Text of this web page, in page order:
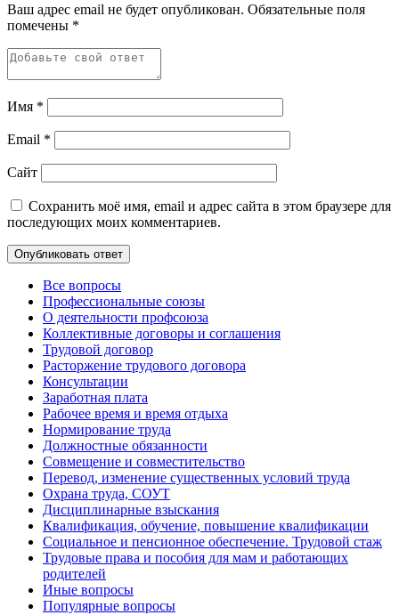
Ваш адрес email не будет опубликован. Обязательные поля
помечены *
Имя *
Email *
Сайт
Сохранить моё имя, email и адрес сайта в этом браузере для
последующих моих комментариев.
Все вопросы
Профессиональные союзы
О деятельности профсоюза
Коллективные договоры и соглашения
Трудовой договор
Расторжение трудового договора
Консультации
Заработная плата
Рабочее время и время отдыха
Нормирование труда
Должностные обязанности
Совмещение и совместительство
Перевод, изменение существенных условий труда
Охрана труда, СОУТ
Дисциплинарные взыскания
Квалификация, обучение, повышение квалификации
Социальное и пенсионное обеспечение. Трудовой стаж
Трудовые права и пособия для мам и работающих
родителей
Иные вопросы
Популярные вопросы